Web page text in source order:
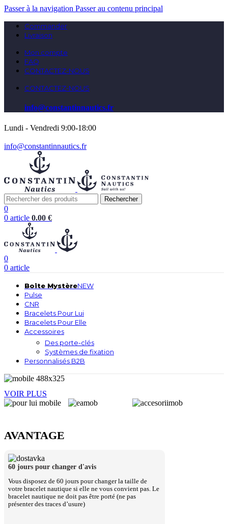
Passer à la navigation Passer au contenu principal
Commander
Livraison
Mon compte
FAQ
CONTACTEZ-NOUS
CONTACTEZ-NOUS
info@constantinnautics.fr
Lundi - Vendredi 9:00-18:00
info@constantinnautics.fr
Rechercher
0
0 article 0.00 €
0
0 article
Boite MystèreNEW
Pulse
CNR
Bracelets Pour Lui
Bracelets Pour Elle
Accessoires
Des porte-clés
Systèmes de fixation
Personnalisés B2B
VOIR PLUS
AVANTAGE
60 jours pour changer d'avis
Vous disposez de 60 jours pour changer la taille de
votre bracelet nautique si elle ne vous convient pas. Le
bracelet nautique ne doit pas être porté (ne pas
présenter des traces d’usure)